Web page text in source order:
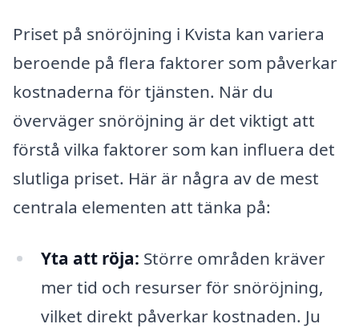
Priset på snöröjning i Kvista kan variera
beroende på flera faktorer som påverkar
kostnaderna för tjänsten. När du
överväger snöröjning är det viktigt att
förstå vilka faktorer som kan influera det
slutliga priset. Här är några av de mest
centrala elementen att tänka på:
Yta att röja: Större områden kräver
mer tid och resurser för snöröjning,
vilket direkt påverkar kostnaden. Ju